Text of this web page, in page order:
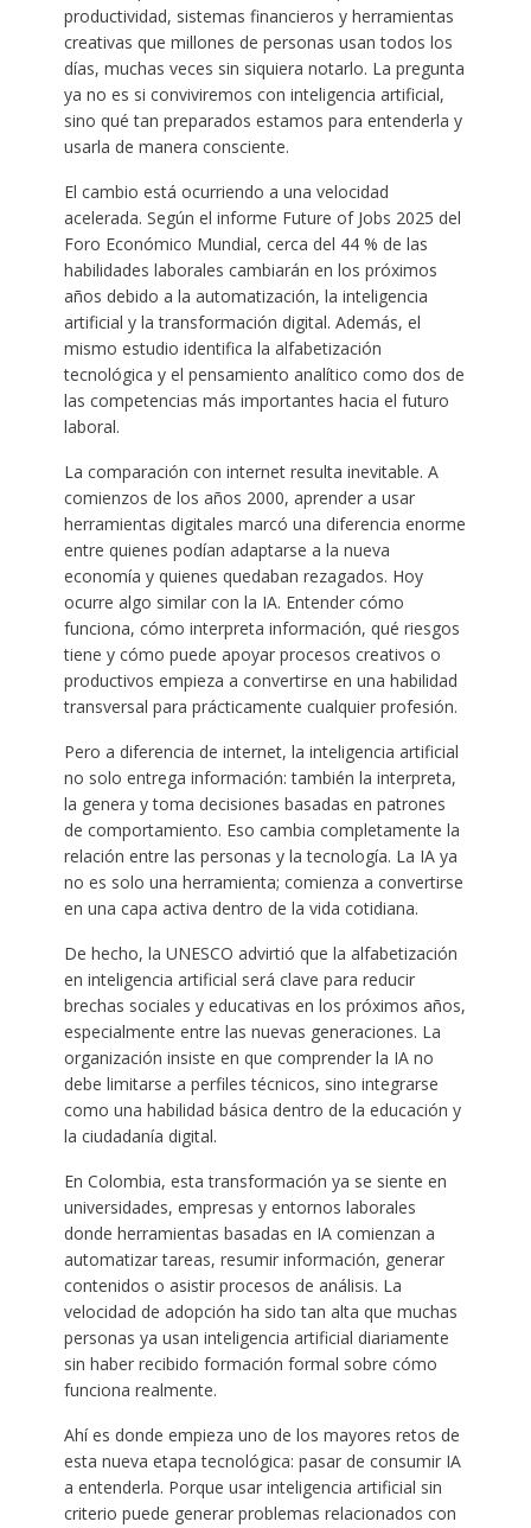
productividad, sistemas financieros y herramientas
creativas que millones de personas usan todos los
días, muchas veces sin siquiera notarlo. La pregunta
ya no es si conviviremos con inteligencia artificial,
sino qué tan preparados estamos para entenderla y
usarla de manera consciente.
El cambio está ocurriendo a una velocidad
acelerada. Según el informe Future of Jobs 2025 del
Foro Económico Mundial, cerca del 44 % de las
habilidades laborales cambiarán en los próximos
años debido a la automatización, la inteligencia
artificial y la transformación digital. Además, el
mismo estudio identifica la alfabetización
tecnológica y el pensamiento analítico como dos de
las competencias más importantes hacia el futuro
laboral.
La comparación con internet resulta inevitable. A
comienzos de los años 2000, aprender a usar
herramientas digitales marcó una diferencia enorme
entre quienes podían adaptarse a la nueva
economía y quienes quedaban rezagados. Hoy
ocurre algo similar con la IA. Entender cómo
funciona, cómo interpreta información, qué riesgos
tiene y cómo puede apoyar procesos creativos o
productivos empieza a convertirse en una habilidad
transversal para prácticamente cualquier profesión.
Pero a diferencia de internet, la inteligencia artificial
no solo entrega información: también la interpreta,
la genera y toma decisiones basadas en patrones
de comportamiento. Eso cambia completamente la
relación entre las personas y la tecnología. La IA ya
no es solo una herramienta; comienza a convertirse
en una capa activa dentro de la vida cotidiana.
De hecho, la UNESCO advirtió que la alfabetización
en inteligencia artificial será clave para reducir
brechas sociales y educativas en los próximos años,
especialmente entre las nuevas generaciones. La
organización insiste en que comprender la IA no
debe limitarse a perfiles técnicos, sino integrarse
como una habilidad básica dentro de la educación y
la ciudadanía digital.
En Colombia, esta transformación ya se siente en
universidades, empresas y entornos laborales
donde herramientas basadas en IA comienzan a
automatizar tareas, resumir información, generar
contenidos o asistir procesos de análisis. La
velocidad de adopción ha sido tan alta que muchas
personas ya usan inteligencia artificial diariamente
sin haber recibido formación formal sobre cómo
funciona realmente.
Ahí es donde empieza uno de los mayores retos de
esta nueva etapa tecnológica: pasar de consumir IA
a entenderla. Porque usar inteligencia artificial sin
criterio puede generar problemas relacionados con